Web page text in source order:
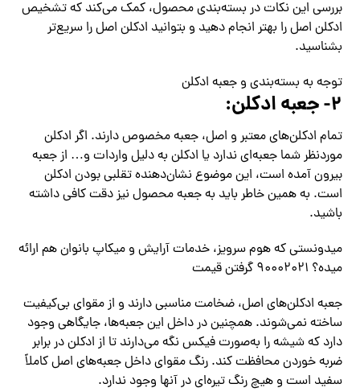
بررسی این نکات در بسته‌بندی محصول، کمک می‌کند که تشخیص
ادکلن اصل را بهتر انجام دهید و بتوانید ادکلن اصل را سریع‌تر
بشناسید.
توجه به بسته‌بندی و جعبه ادکلن
۲- جعبه ادکلن:
تمام ادکلن‌های معتبر و اصل، جعبه مخصوص دارند. اگر ادکلن
موردنظر شما جعبه‌ای ندارد یا ادکلن به دلیل واردات و… از جعبه
بیرون آمده است، این موضوع نشان‌دهنده تقلبی بودن ادکلن
است. به همین خاطر باید به جعبه محصول نیز دقت کافی داشته
باشید.
میدونستی که هوم سرویز، خدمات آرایش و میکاپ بانوان هم ارائه
میده؟ ۹۰۰۰۲۰۲۱ گرفتن قیمت
جعبه ادکلن‌های اصل، ضخامت مناسبی دارند و از مقوای بی‌کیفیت
ساخته نمی‌شوند. همچنین در داخل این جعبه‌ها، جایگاهی وجود
دارد که شیشه را به‌صورت فیکس نگه می‌دارند تا از ادکلن در برابر
ضربه خوردن محافظت کند. رنگ مقوای داخل جعبه‌های اصل کاملاً
سفید است و هیچ رنگ تیره‌ای در آنها وجود ندارد.